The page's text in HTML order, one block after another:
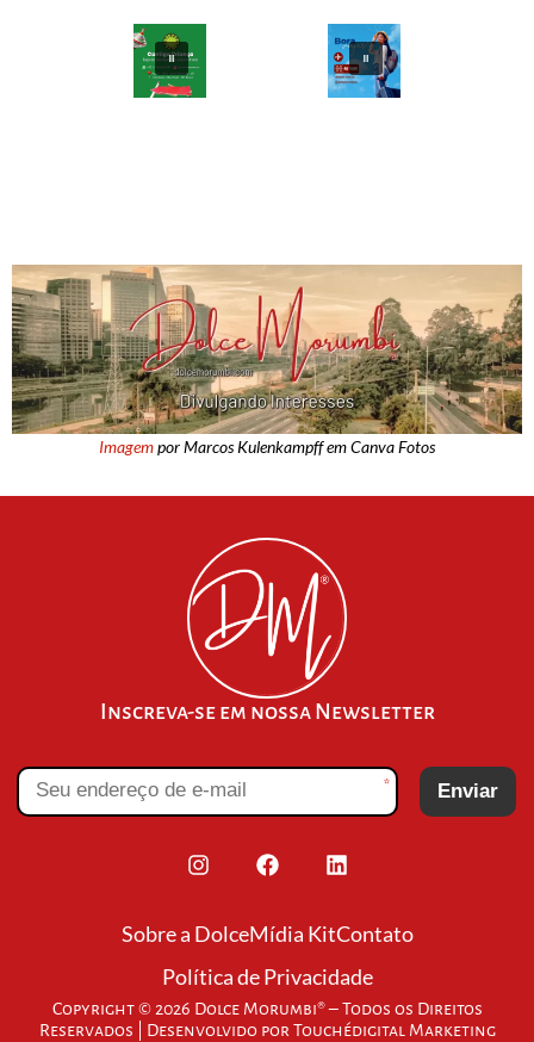
Imagempor Marcos Kulenkampff em Canva Fotos
Inscreva-se em nossa Newsletter
* Enviar
Sobre a DolceMídia KitContato
Política de Privacidade
Copyright © 2026 Dolce Morumbi® – Todos os Direitos
Reservados | Desenvolvido por Touchédigital Marketing